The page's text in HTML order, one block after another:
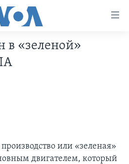
ИСТОРИЯ
«зеленой»
или «зеленая»
двигателем, который